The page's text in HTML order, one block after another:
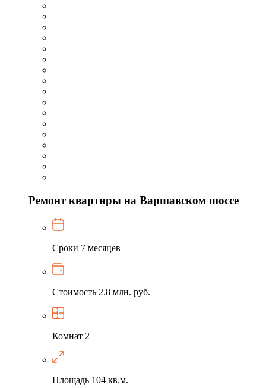
Ремонт квартиры на Варшавском шоссе
Сроки 7 месяцев
Стоимость 2.8 млн. руб.
Комнат 2
Площадь 104 кв.м.